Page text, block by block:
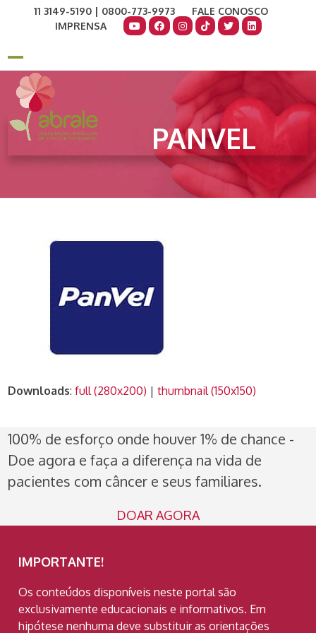
11 3149-5190 | 0800-773-9973
FALE CONOSCO
IMPRENSA
Open
mobile
menu
Close
mobile
menu
PANVEL
Downloads:full (280x200) |thumbnail (150x150)
100% de esforço onde houver 1% de chance -
Doe agora e faça a diferença na vida de
pacientes com câncer e seus familiares.
DOAR AGORA
IMPORTANTE!
Os conteúdos disponíveis neste portal são
exclusivamente educacionais e informativos. Em
hipótese nenhuma deve substituir as orientações